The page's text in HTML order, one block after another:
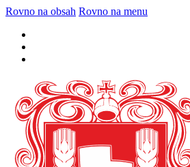
Rovno na obsah Rovno na menu